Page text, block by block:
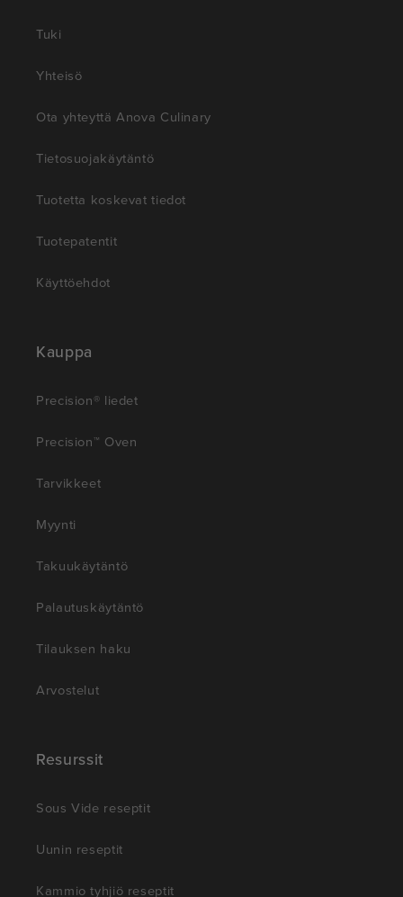
Tuki
Yhteisö
Ota yhteyttä Anova Culinary
Tietosuojakäytäntö
Tuotetta koskevat tiedot
Tuotepatentit
Käyttöehdot
Kauppa
Precision® liedet
Precision™ Oven
Tarvikkeet
Myynti
Takuukäytäntö
Palautuskäytäntö
Tilauksen haku
Arvostelut
Resurssit
Sous Vide reseptit
Uunin reseptit
Kammio tyhjiö reseptit